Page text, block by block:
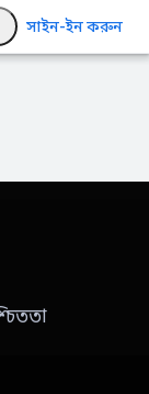
সাইন-ইন করুন